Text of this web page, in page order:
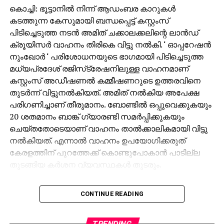
കൊച്ചി: ഭൂട്ടാനില്‍ നിന്ന് ആഡംബര കാറുകള്‍
കടത്തുന്ന കേസുമായി ബന്ധപ്പെട്ട് കസ്റ്റംസ്
പിടിച്ചെടുത്ത നടന്‍ അമിത് ചക്കാലക്കലിന്റെ ലാന്‍ഡ്
ക്രൂയിസര്‍ വാഹനം തിരികെ വിട്ടു നല്‍കി. ‘ ഓപ്പറേഷന്‍
നുംഖോര്‍ ‘ പരിശോധനയുടെ ഭാഗമായി പിടിച്ചെടുത്ത
മധ്യപ്രദേശ് രജിസ്‌ട്രേഷനിലുള്ള വാഹനമാണ്
കസ്റ്റംസ് അഡീഷണല്‍ കമ്മീഷണറുടെ ഉത്തരവിനെ
തുടര്‍ന്ന് വിട്ടുനല്‍കിയത്. അമിത് നല്‍കിയ അപേക്ഷ
പരിഗണിച്ചാണ് തീരുമാനം. ബോണ്ടില്‍ ഒപ്പുവെക്കുകയും
20 ശതമാനം ബാങ്ക് ഗ്യാരണ്ടി സമര്‍പ്പിക്കുകയും
ചെയ്തതോടെയാണ് വാഹനം താല്‍ക്കാലികമായി വിട്ടു
നല്‍കിയത്. എന്നാല്‍ വാഹനം ഉപയോഗിക്കരുത്
കേരളത്തിന് പുറത്തേക്ക് കൊണ്ടുപോകാന്‍ പാടില്ല
ഭൂട്ടാനില്‍ നിന്ന് നികുതി വെട്ടിച്ച് വാഹനങ്ങള്‍
കേരളത്തിലേക്ക് കടത്തിയതുമായി ബന്ധപ്പെട്ട കസ്റ്റംസ്
CONTINUE READING